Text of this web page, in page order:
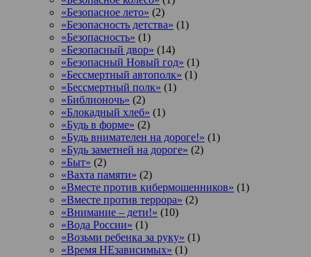
«Безопасное лето» (2)
«Безопасность детства» (1)
«Безопасность» (1)
«Безопасный двор» (14)
«Безопасный Новый год» (1)
«Бессмертный автополк» (1)
«Бессмертный полк» (1)
«Библионочь» (2)
«Блокадный хлеб» (1)
«Будь в форме» (2)
«Будь внимателен на дороге!» (1)
«Будь заметней на дороге» (2)
«Быт» (2)
«Вахта памяти» (2)
«Вместе против кибермошенников» (1)
«Вместе против террора» (2)
«Внимание – дети!» (10)
«Вода России» (1)
«Возьми ребенка за руку» (1)
«Время НЕзависимых» (1)